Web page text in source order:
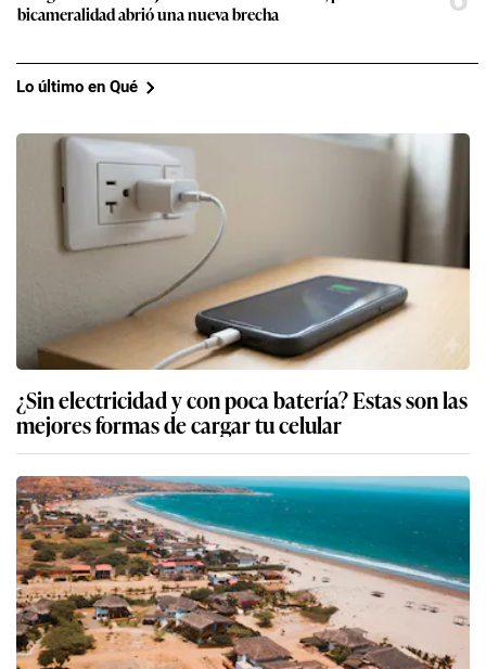
bicameralidad abrió una nueva brecha
Lo último en Qué
¿Sin electricidad y con poca batería? Estas son las
mejores formas de cargar tu celular